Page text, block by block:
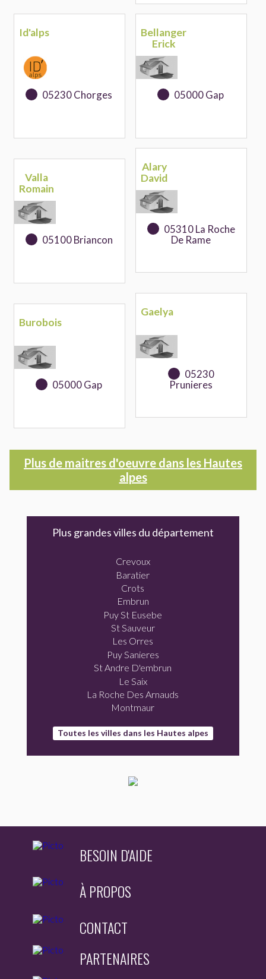
Id'alps
05230 Chorges
Bellanger
Erick
05000 Gap
Valla
Romain
05100 Briancon
Alary
David
05310 La Roche
De Rame
Burobois
05000 Gap
Gaelya
05230
Prunieres
Plus de maitres d'oeuvre dans les Hautes
alpes
Plus grandes villes du département
Crevoux
Baratier
Crots
Embrun
Puy St Eusebe
St Sauveur
Les Orres
Puy Sanieres
St Andre D'embrun
Le Saix
La Roche Des Arnauds
Montmaur
Toutes les villes dans les Hautes alpes
BESOIN D'AIDE
À PROPOS
CONTACT
PARTENAIRES